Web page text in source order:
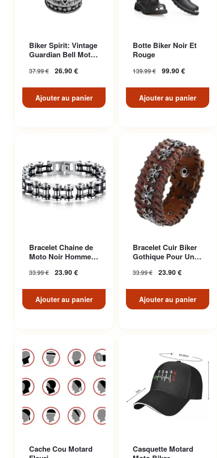
Biker Spirit: Vintage
Guardian Bell Moto
37.99€ 26.90 €
Ajouter au panier
Botte Biker Noir Et
Rouge
139.99€ 99.90 €
Ajouter au panier
Bracelet Chaine de
Moto Noir Homme
33.99€ 23.90 €
Ajouter au panier
Bracelet Cuir Biker
Gothique Pour Un
Unique
33.99€ 23.90 €
Ajouter au panier
Cache Cou Motard
Casquette Motard